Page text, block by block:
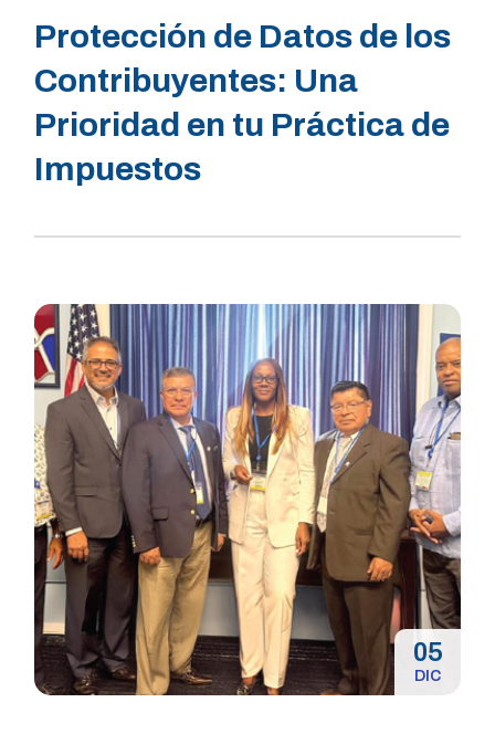
Protección de Datos de los
Contribuyentes: Una
Prioridad en tu Práctica de
Impuestos
05
DIC